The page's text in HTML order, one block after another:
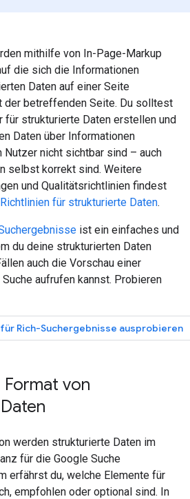
mithilfe von In-Page-Markup
die sich die Informationen
Daten auf einer Seite
der betreffenden Seite. Du solltest
für strukturierte Daten erstellen und
Daten über Informationen
Nutzer nicht sichtbar sind – auch
selbst korrekt sind. Weitere
und Qualitätsrichtlinien findest
für strukturierte Daten.
ist ein einfaches und
du deine strukturierten Daten
auch die Vorschau einer
aufrufen kannst. Probieren
von
werden strukturierte Daten im
für die Google Suche
erfährst du, welche Elemente für
empfohlen oder optional sind. In